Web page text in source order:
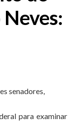
senadores,
para examinar